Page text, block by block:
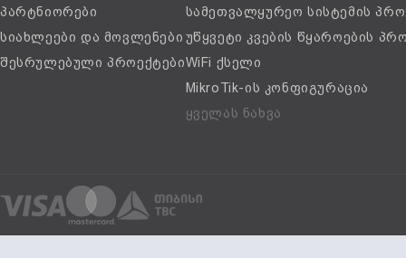
პარტნიორები
სიახლეები და მოვლენები
შესრულებული პროექტები
სამეთვალყურეო სისტემის
უწყვეტი კვების წყაროების
WiFi ქსელი
MikroTik-ის კონფიგურაცია
ყველას ნახვა